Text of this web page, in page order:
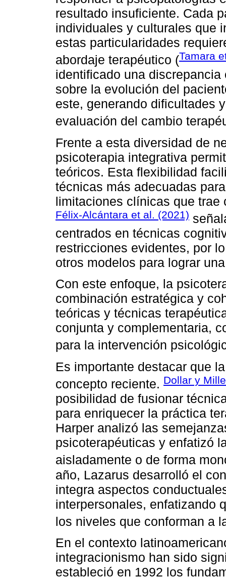
resultado insuficiente. Cada
individuales y culturales que
estas particularidades
abordaje terapéutico (Tamara
identificado una
sobre la evolución del
este, generando dificultades
evaluación del cambio
Frente a esta diversidad de
psicoterapia integrativa
teóricos. Esta flexibilidad
técnicas más adecuadas
limitaciones clínicas que trae
Félix-Alcántara et al. (2021)
centrados en técnicas
restricciones evidentes, por
otros modelos para lograr
Con este enfoque, la
combinación estratégica y
teóricas y técnicas
conjunta y complementaria,
para la intervención
Es importante destacar que
concepto reciente. Dollar y
posibilidad de fusionar
para enriquecer la práctica
Harper analizó las
psicoterapéuticas y enfatizó
aisladamente o de forma
año, Lazarus desarrolló el
integra aspectos
interpersonales, enfatizando
los niveles que conforman a
En el contexto
integracionismo han sido
estableció en 1992 los